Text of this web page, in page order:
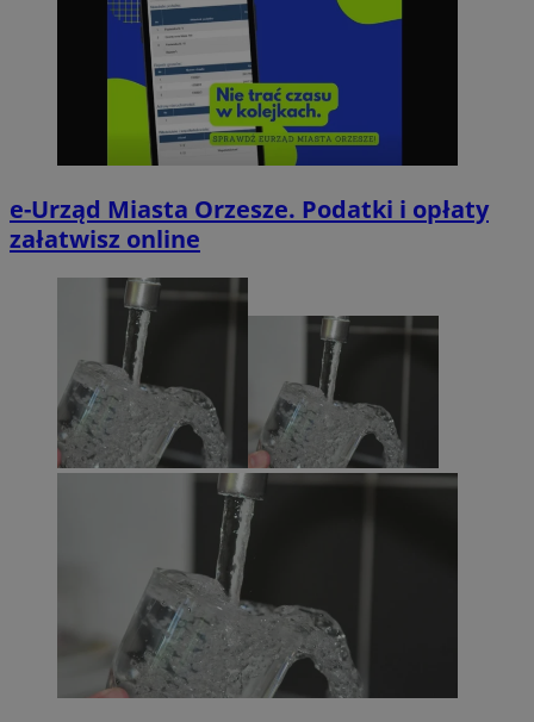
e-Urząd Miasta Orzesze. Podatki i opłaty
załatwisz online